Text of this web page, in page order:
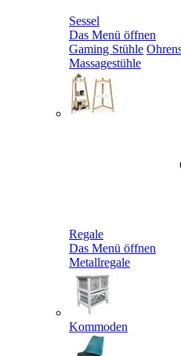
Sessel
Das Menü öffnen
Gaming Stühle
Massagestühle
Regale
Das Menü öffnen
Metallregale
Kommoden